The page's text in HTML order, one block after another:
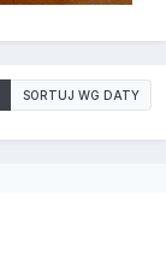
SORTUJ WG DATY